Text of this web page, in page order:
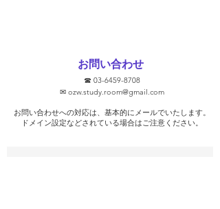
お問い合わせ
☎ 03-6459-8708
✉ ozw.study.room@gmail.com
お問い合わせへの対応は、基本的にメールでいたします。
​ドメイン設定などされている場合はご注意ください。